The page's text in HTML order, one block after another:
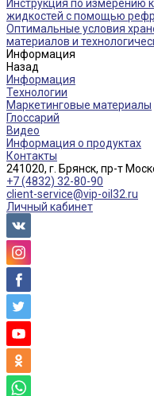
Инструкция по измерению
жидкостей с помощью
Оптимальные условия
материалов и
Информация
Назад
Информация
Технологии
Маркетинговые материалы
Глоссарий
Видео
Информация о продуктах
Контакты
241020, г. Брянск, пр-т
+7 (4832) 32-80-90
client-service@vip-oil32.ru
Личный кабинет